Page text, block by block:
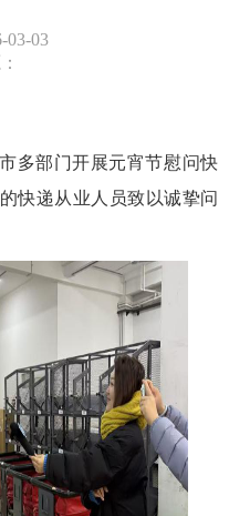
03-03
多部门开展元宵节慰问快
快递从业人员致以诚挚问